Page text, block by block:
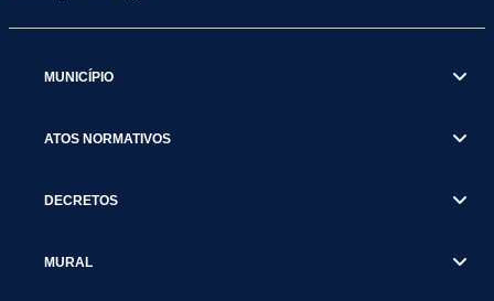
MUNICÍPIO
ATOS NORMATIVOS
DECRETOS
MURAL